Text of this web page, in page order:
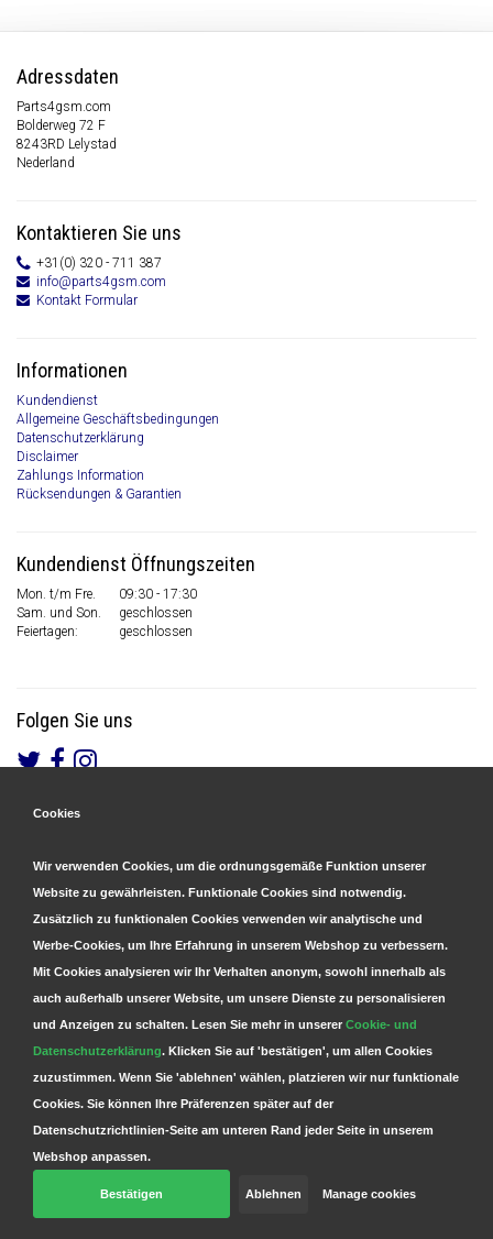
Adressdaten
Parts4gsm.com
Bolderweg 72 F
8243RD Lelystad
Nederland
Kontaktieren Sie uns
+31(0) 320 - 711 387
info@parts4gsm.com
Kontakt Formular
Informationen
Kundendienst
Allgemeine Geschäftsbedingungen
Datenschutzerklärung
Disclaimer
Zahlungs Information
Rücksendungen & Garantien
Kundendienst Öffnungszeiten
Mon. t/m Fre.
09:30 - 17:30
Sam. und Son.
geschlossen
Feiertagen:
geschlossen
Folgen Sie uns
© Copyright 2026 Parts4GSM - Design byWebdinge.nl
Cookies
Wir verwenden Cookies, um die ordnungsgemäße Funktion unserer
Website zu gewährleisten. Funktionale Cookies sind notwendig.
Zusätzlich zu funktionalen Cookies verwenden wir analytische und
Werbe-Cookies, um Ihre Erfahrung in unserem Webshop zu verbessern.
Mit Cookies analysieren wir Ihr Verhalten anonym, sowohl innerhalb als
auch außerhalb unserer Website, um unsere Dienste zu personalisieren
und Anzeigen zu schalten. Lesen Sie mehr in unserer Cookie- und
Datenschutzerklärung. Klicken Sie auf 'bestätigen', um allen Cookies
zuzustimmen. Wenn Sie 'ablehnen' wählen, platzieren wir nur funktionale
Cookies. Sie können Ihre Präferenzen später auf der
Datenschutzrichtlinien-Seite am unteren Rand jeder Seite in unserem
Webshop anpassen.
Bestätigen Ablehnen Manage cookies